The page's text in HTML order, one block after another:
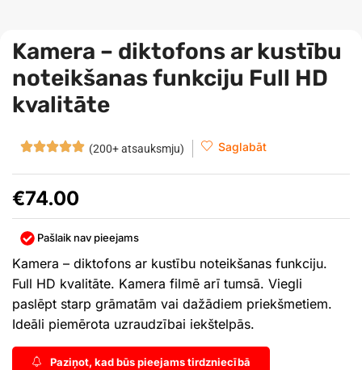
Kamera – diktofons ar kustību
noteikšanas funkciju Full HD
kvalitāte
(200+ atsauksmju) Saglabāt
€74.00
Pašlaik nav pieejams
Kamera – diktofons ar kustību noteikšanas funkciju.
Full HD kvalitāte. Kamera filmē arī tumsā. Viegli
paslēpt starp grāmatām vai dažādiem priekšmetiem.
Ideāli piemērota uzraudzībai iekštelpās.
Paziņot, kad būs pieejams tirdzniecībā